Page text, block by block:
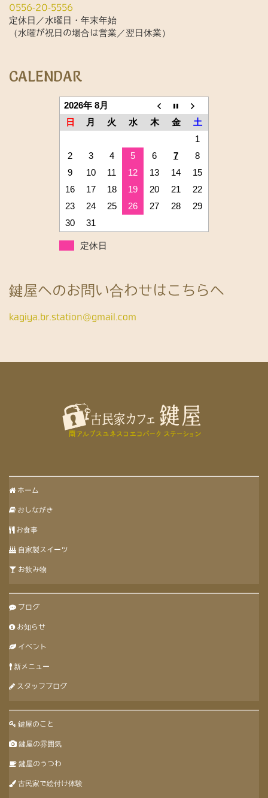
0556-20-5556
定休日／水曜日・年末年始
（水曜が祝日の場合は営業／翌日休業）
CALENDAR
2026年 8月
日
月 火 水 木 金
土
1
2
3 4 5 6 7
8
9
10 11 12 13 14
15
16
17 18 19 20 21
22
23
24 25 26 27 28
29
30
31
定休日
鍵屋へのお問い合わせはこちらへ
kagiya.br.station@gmail.com
ホーム
おしながき
お食事
自家製スイーツ
お飲み物
ブログ
お知らせ
イベント
新メニュー
スタッフブログ
鍵屋のこと
鍵屋の雰囲気
鍵屋のうつわ
古民家で絵付け体験